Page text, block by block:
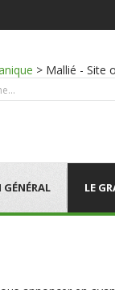
> Mallié - Site
LE